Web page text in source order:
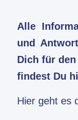
Alle
und
Dich für
findest Du
Hier geht es